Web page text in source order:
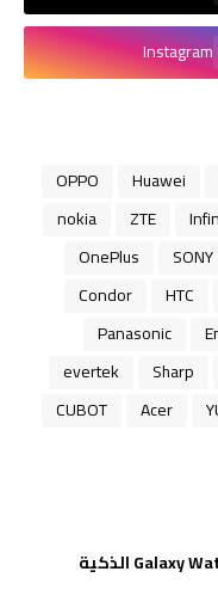
Instagram
Huawei
OPPO
ZTE
nokia
SONY
OnePlus
HTC
Condor
Panasonic
Sharp
evertek
Acer
CUBOT